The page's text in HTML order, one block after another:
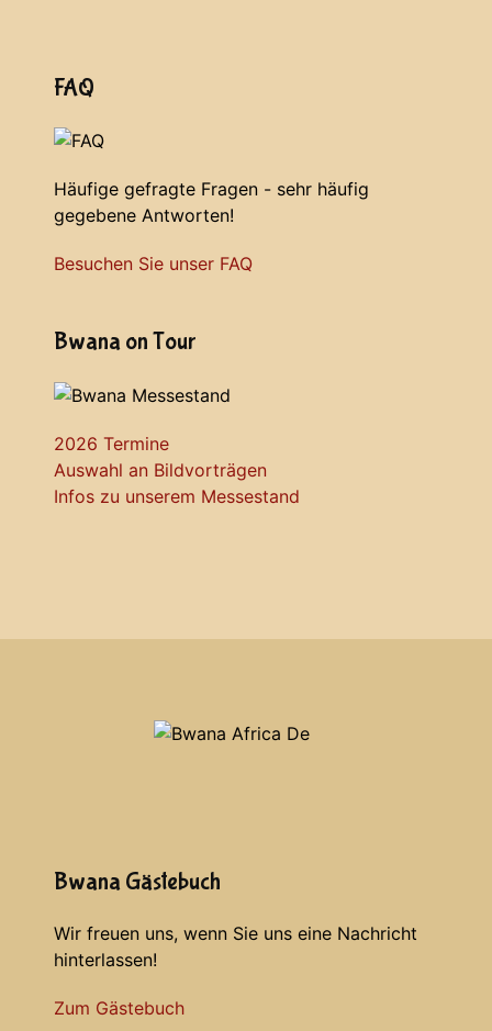
FAQ
Häufige gefragte Fragen - sehr häufig
gegebene Antworten!
Besuchen Sie unser FAQ
Bwana on Tour
2026 Termine
Auswahl an Bildvorträgen
Infos zu unserem Messestand
Bwana Gästebuch
Wir freuen uns, wenn Sie uns eine Nachricht
hinterlassen!
Zum Gästebuch